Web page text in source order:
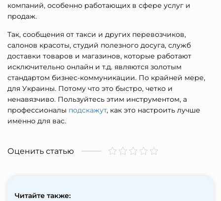
компаний, особенно работающих в сфере услуг и
продаж.
Так, сообщения от такси и других перевозчиков,
салонов красоты, студий полезного досуга, служб
доставки товаров и магазинов, которые работают
исключительно онлайн и т.д. являются золотым
стандартом бизнес-коммуникации. По крайней мере,
для Украины. Потому что это быстро, четко и
ненавязчиво. Пользуйтесь этим инструментом, а
профессионалы подскажут, как это настроить лучше
именно для вас.
Оценить статью
Читайте также: